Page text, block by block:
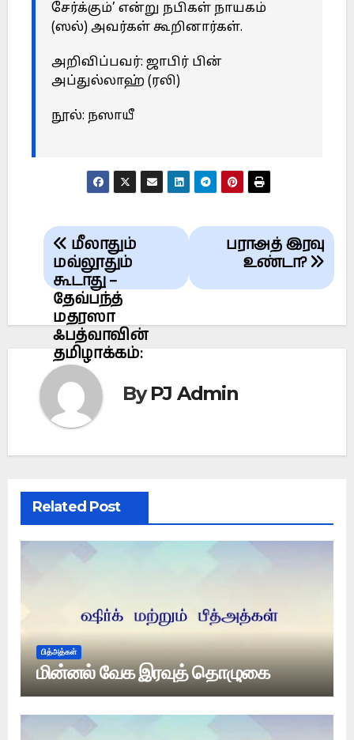
சேர்க்கும்’ என்று நபிகள் நாயகம்
(ஸல்) அவர்கள் கூறினார்கள்.
அறிவிப்பவர்: ஜாபிர் பின்
அப்துல்லாஹ் (ரலி)
நூல்: நஸாயீ
Post
navigation
பராஅத் இரவு
உண்டா?
மீலாதும்
மவ்லூதும்
கூடாது –
தேவ்பந்த்
மதரஸா
ஃபத்வாவின்
தமிழாக்கம்:
ByPJ Admin
Related Post
பித்அத்கள்
மின்னல் வேக இரவுத் தொழுகை